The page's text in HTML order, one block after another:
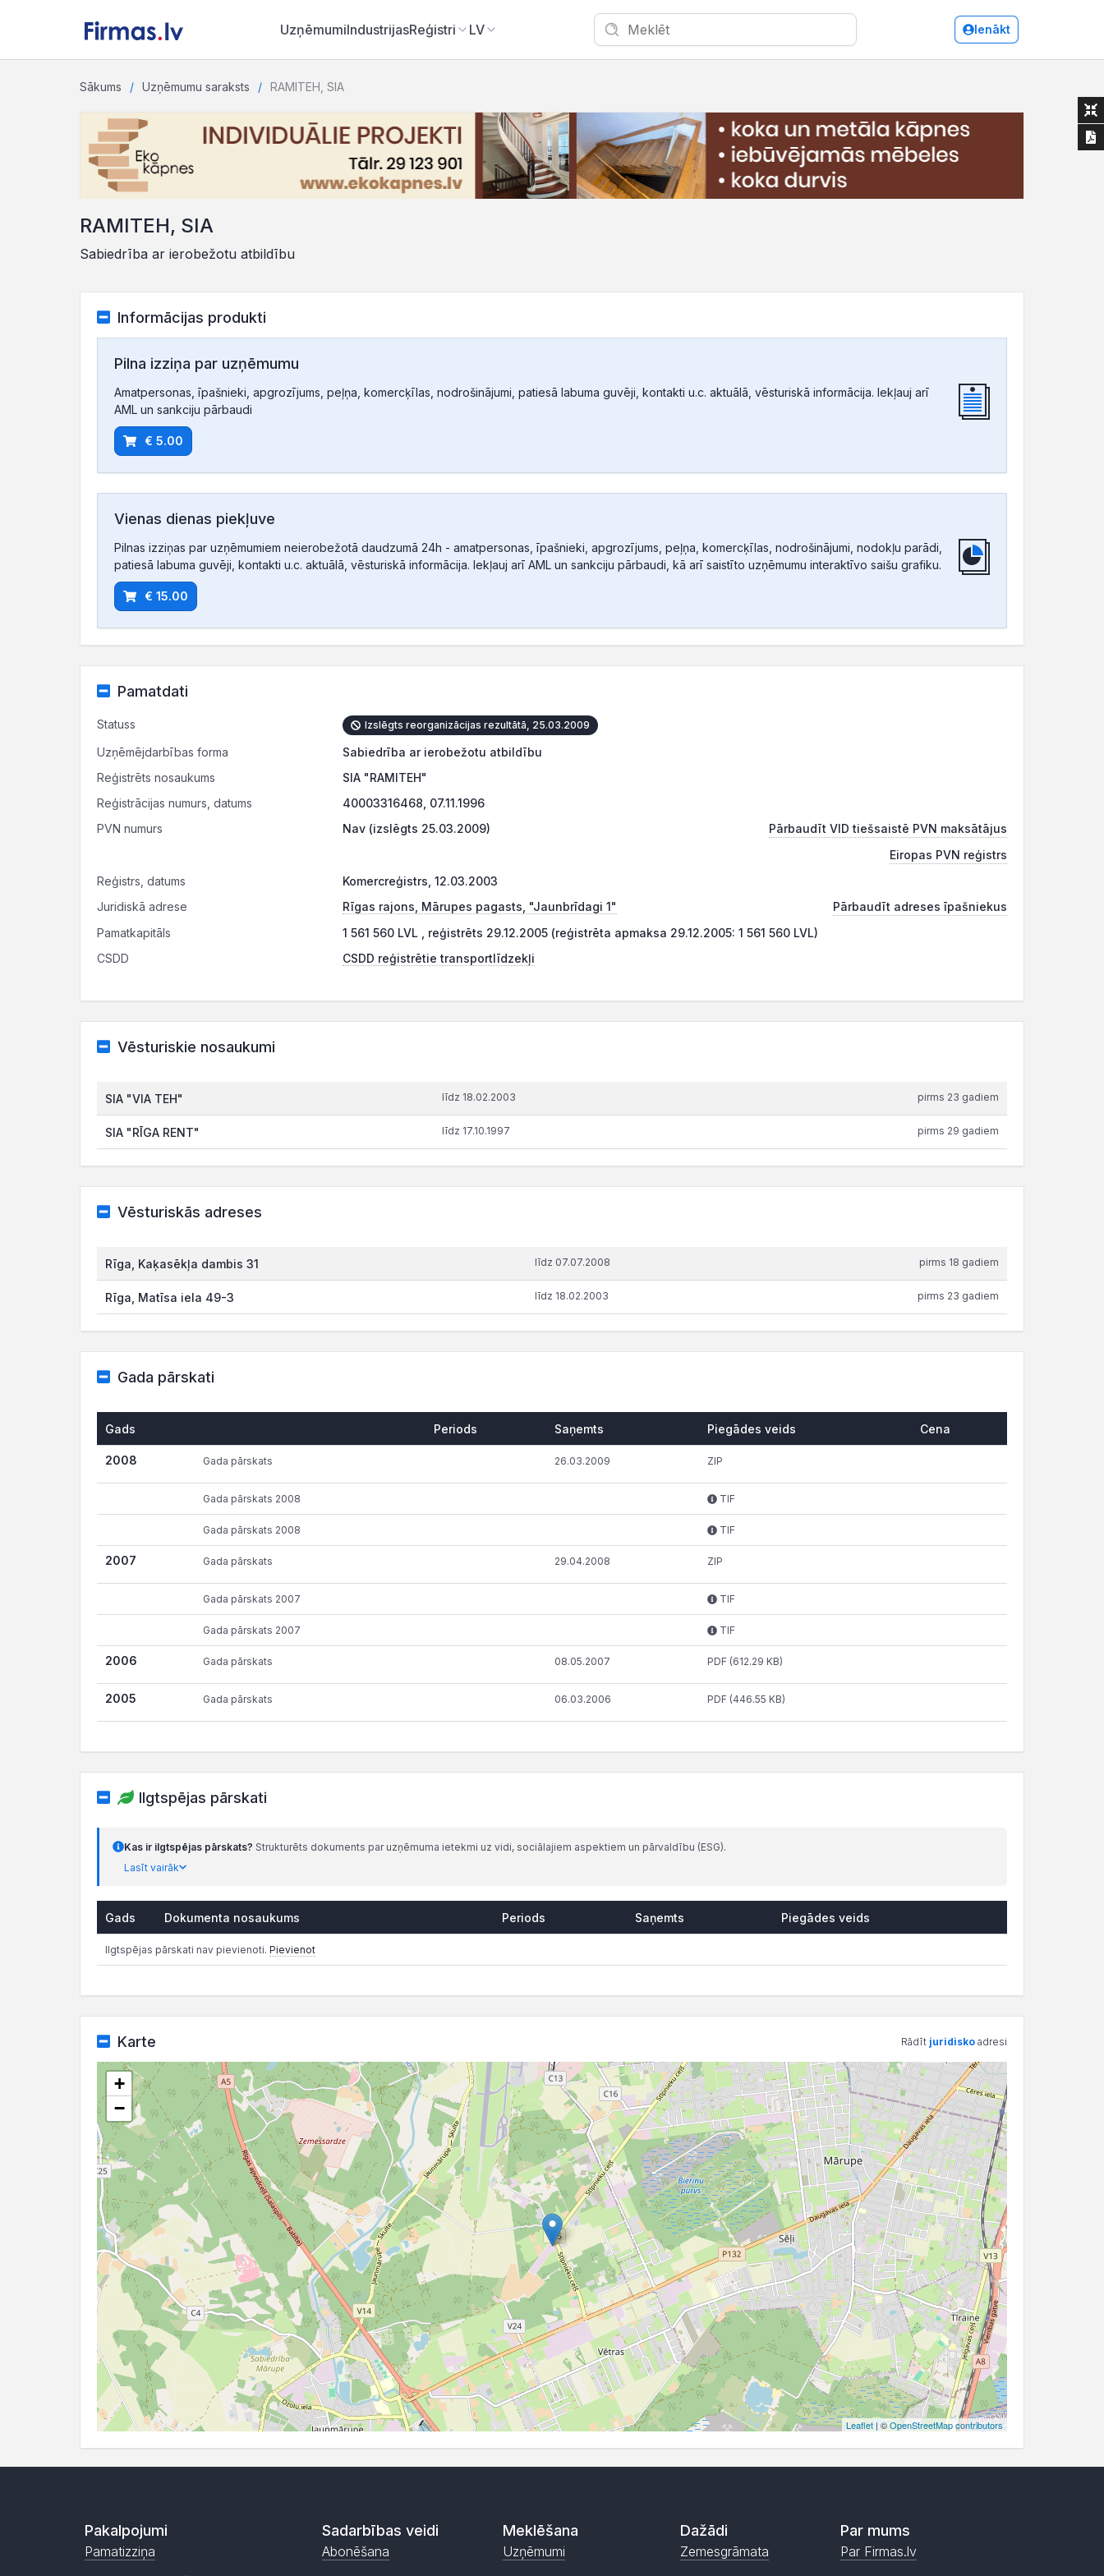
UzņēmumiIndustrijasReģistri LV Ienākt
Sākums Uzņēmumu saraksts RAMITEH, SIA
RAMITEH, SIA
Sabiedrība ar ierobežotu atbildību
Informācijas produkti
Pilna izziņa par uzņēmumu
Amatpersonas, īpašnieki, apgrozījums, peļņa, komercķīlas, nodrošinājumi, patiesā labuma guvēji, kontakti u.c. aktuālā, vēsturiskā informācija. Iekļauj arī
AML un sankciju pārbaudi
€ 5.00
Vienas dienas piekļuve
Pilnas izziņas par uzņēmumiem neierobežotā daudzumā 24h - amatpersonas, īpašnieki, apgrozījums, peļņa, komercķīlas, nodrošinājumi, nodokļu parādi,
patiesā labuma guvēji, kontakti u.c. aktuālā, vēsturiskā informācija. Iekļauj arī AML un sankciju pārbaudi, kā arī saistīto uzņēmumu interaktīvo saišu grafiku.
€ 15.00
Pamatdati
Statuss Izslēgts reorganizācijas rezultātā, 25.03.2009
Uzņēmējdarbības forma
Sabiedrība ar ierobežotu atbildību
Reģistrēts nosaukums
SIA "RAMITEH"
Reģistrācijas numurs, datums
40003316468, 07.11.1996
PVN numurs
Nav (izslēgts 25.03.2009)
Pārbaudīt VID tiešsaistē PVN maksātājus
Eiropas PVN reģistrs
Reģistrs, datums
Komercreģistrs, 12.03.2003
Juridiskā adrese
Rīgas rajons, Mārupes pagasts, "Jaunbrīdagi 1"
Pārbaudīt adreses īpašniekus
Pamatkapitāls
1 561 560 LVL , reģistrēts 29.12.2005 (reģistrēta apmaksa 29.12.2005: 1 561 560 LVL)
CSDD
CSDD reģistrētie transportlīdzekļi
Vēsturiskie nosaukumi
SIA "VIA TEH" līdz 18.02.2003 pirms 23 gadiem
SIA "RĪGA RENT" līdz 17.10.1997 pirms 29 gadiem
Vēsturiskās adreses
Rīga, Kaķasēkļa dambis 31 līdz 07.07.2008 pirms 18 gadiem
Rīga, Matīsa iela 49-3 līdz 18.02.2003 pirms 23 gadiem
Gada pārskati
Gads Periods Saņemts Piegādes veids Cena
2008 Gada pārskats 26.03.2009 ZIP
Gada pārskats 2008 TIF
Gada pārskats 2008 TIF
2007 Gada pārskats 29.04.2008 ZIP
Gada pārskats 2007 TIF
Gada pārskats 2007 TIF
2006 Gada pārskats 08.05.2007 PDF (612.29 KB)
2005 Gada pārskats 06.03.2006 PDF (446.55 KB)
Ilgtspējas pārskati
Kas ir ilgtspējas pārskats? Strukturēts dokuments par uzņēmuma ietekmi uz vidi, sociālajiem aspektiem un pārvaldību (ESG).
Lasīt vairāk
Gads Dokumenta nosaukums Periods Saņemts Piegādes veids
Ilgtspējas pārskati nav pievienoti. Pievienot
Karte Rādīt juridisko adresi
+
−
Leaflet | ©OpenStreetMap contributors
Pakalpojumi
Pamatizziņa
Sadarbības veidi
Abonēšana
Meklēšana
Uzņēmumi
Dažādi
Zemesgrāmata
Par mums
Par Firmas.lv